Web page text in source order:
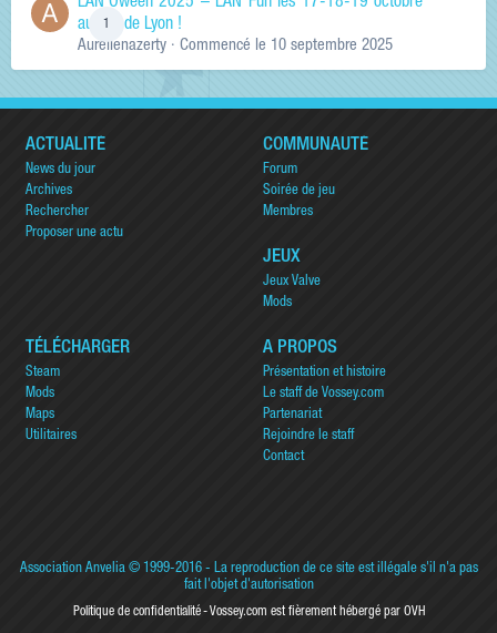
LAN'Oween 2025 – LAN Fun les 17-18-19 octobre
au sud de Lyon !
Aurelienazerty · Commencé le 10 septembre 2025
ACTUALITÉ
News du jour
Archives
Rechercher
Proposer une actu
COMMUNAUTÉ
Forum
Soirée de jeu
Membres
JEUX
Jeux Valve
Mods
TÉLÉCHARGER
Steam
Mods
Maps
Utilitaires
A PROPOS
Présentation et histoire
Le staff de Vossey.com
Partenariat
Rejoindre le staff
Contact
Association Anvelia© 1999-2016 - La reproduction de ce site est illégale s'il n'a pas
fait l'objet d'autorisation
Politique de confidentialité Vossey.com est fièrement hébergé par OVH